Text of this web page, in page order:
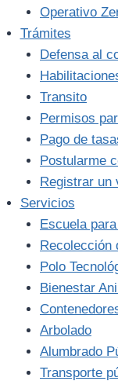
Operativo
Trámites
Defensa al
Transito
Permisos
Pago de
Postularme
Registrar un
Servicios
Escuela
Recolección
Polo
Bienestar
Arbolado
Alumbrado
Transporte